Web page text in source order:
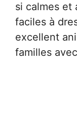
si calmes et
faciles à
excellent
familles